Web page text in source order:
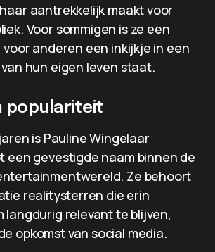
aantrekkelijk maakt voor
Voor sommigen is ze een
anderen een inkijkje in een
hun eigen leven staat.
populariteit
is Pauline Wingelaar
een gevestigde naam binnen de
Ze behoort
realitysterren die erin
langdurig relevant te blijven,
opkomst van social media.